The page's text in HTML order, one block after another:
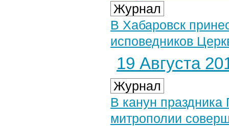
Журнал
В Хабаровск
исповедников
19 Августа
Журнал
В канун
митрополии